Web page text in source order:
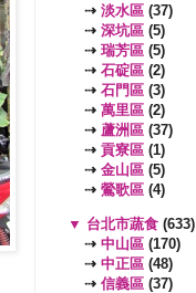
⇢ 淡水區 (37)
⇢ 深坑區 (5)
⇢ 瑞芳區 (5)
⇢ 石碇區 (2)
⇢ 石門區 (3)
⇢ 萬里區 (2)
⇢ 蘆洲區 (37)
⇢ 貢寮區 (1)
⇢ 金山區 (5)
⇢ 鶯歌區 (4)
▼ 台北市蔬食 (633)
⇢ 中山區 (170)
⇢ 中正區 (48)
⇢ 信義區 (37)